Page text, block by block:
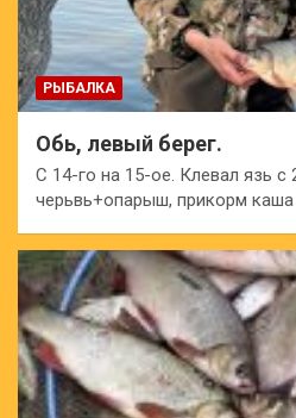
РЫБАЛКА
Обь, левый берег.
С 14-го на 15-ое. Клевал язь с
черьвь+опарыш, прикорм каша